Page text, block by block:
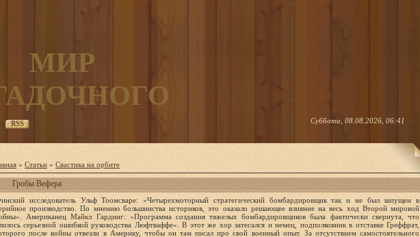
МИР
RSS Суббота, 08.08.2026, 06:41
» Статьи » Свастика на орбите
Гробы Вефера
исследователь Ульф Тоомсваре: «Четырехмоторный стратегический бомбардировщик так и не был запущен в
производство. По мнению большинства историков, это оказало решающее влияние на весь ход Второй мировой
Американец Майкл Гардинг: «Программа создания тяжелых бомбардировщиков была фактически свернута, что
серьезной ошибкой руководства Люфтваффе». В этот же хор затесался и немец, подполковник в отставке Греффрат,
после войны отвезли в Америку, чтобы он там писал про свой военный опыт. За отсутствием самостоятельного